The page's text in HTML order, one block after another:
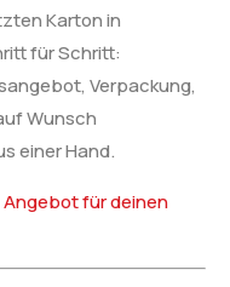
Karton in
für Schritt:
Verpackung,
Wunsch
einer Hand.
für deinen